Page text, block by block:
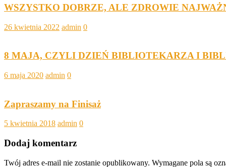
WSZYSTKO DOBRZE, ALE ZDROWIE
26 kwietnia 2022 admin 0
8 MAJA, CZYLI DZIEŃ BIBLIOTEKARZA I
6 maja 2020 admin 0
Zapraszamy na Finisaż
5 kwietnia 2018 admin 0
Dodaj komentarz
Twój adres e-mail nie zostanie opublikowany. Wymagane pola są